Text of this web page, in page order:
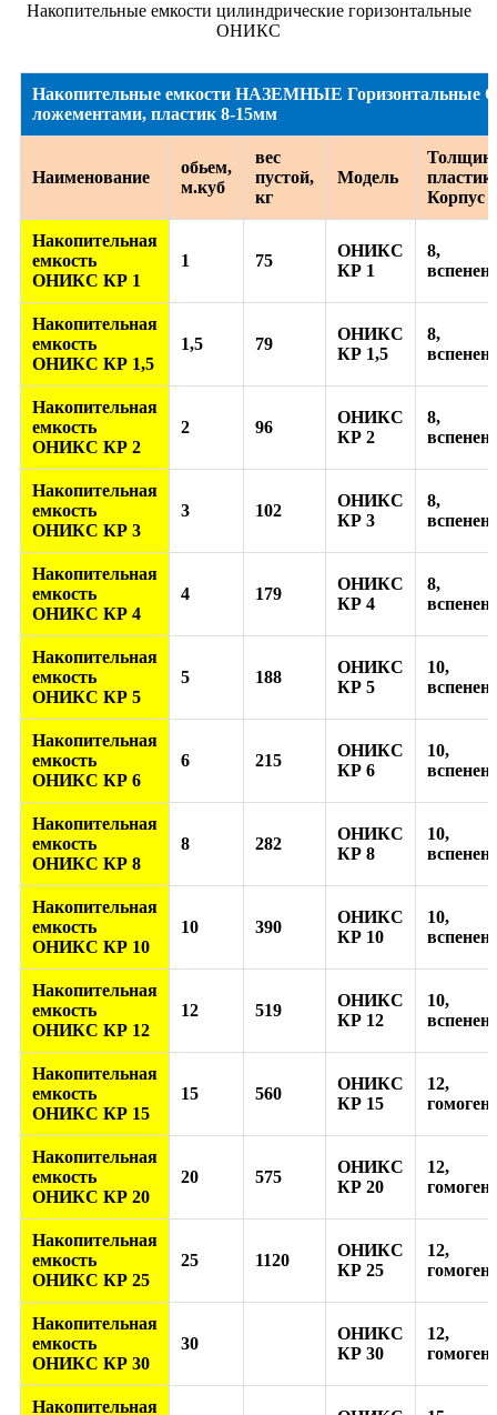
Накопительные емкости цилиндрические горизонтальные
ОНИКС
Накопительные емкости НАЗЕМНЫЕ Горизонтальные
ложементами, пластик 8-15мм
Наименование
обьем,
м.куб
вес
пустой,
кг
Модель
Корпус
Накопительная
емкость
ОНИКС КР 1
1 75
ОНИКС
КР 1
8,
Накопительная
емкость
ОНИКС КР 1,5
1,5 79
ОНИКС
КР 1,5
8,
Накопительная
емкость
ОНИКС КР 2
2 96
ОНИКС
КР 2
8,
Накопительная
емкость
ОНИКС КР 3
3 102
ОНИКС
КР 3
8,
Накопительная
емкость
ОНИКС КР 4
4 179
ОНИКС
КР 4
8,
Накопительная
емкость
ОНИКС КР 5
5 188
ОНИКС
КР 5
10,
Накопительная
емкость
ОНИКС КР 6
6 215
ОНИКС
КР 6
10,
Накопительная
емкость
ОНИКС КР 8
8 282
ОНИКС
КР 8
10,
Накопительная
емкость
ОНИКС КР 10
10 390
ОНИКС
КР 10
10,
Накопительная
емкость
ОНИКС КР 12
12 519
ОНИКС
КР 12
10,
Накопительная
емкость
ОНИКС КР 15
15 560
ОНИКС
КР 15
12,
Накопительная
емкость
ОНИКС КР 20
20 575
ОНИКС
КР 20
12,
Накопительная
емкость
ОНИКС КР 25
25 1120
ОНИКС
КР 25
12,
Накопительная
емкость
ОНИКС КР 30
30
ОНИКС
КР 30
12,
Накопительная